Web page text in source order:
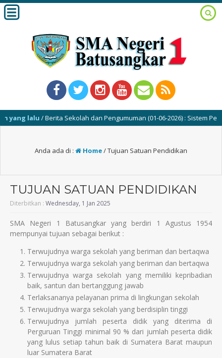
lalu/ Berita Sekolah dan Pengumuman (01-06-2026) : Sistem
Anda ada di : Home/Tujuan Satuan Pendidikan
TUJUAN SATUAN PENDIDIKAN
Diterbitkan : Wednesday, 1 Jan 2025
SMA Negeri 1 Batusangkar yang berdiri 1 Agustus 1954
mempunyai tujuan sebagai berikut :
Terwujudnya warga sekolah yang beriman dan bertaqwa
Terwujudnya warga sekolah yang beriman dan bertaqwa
Terwujudnya warga sekolah yang memiliki kepribadian
baik, santun dan bertanggung jawab
Terlaksananya pelayanan prima di lingkungan sekolah
Terwujudnya warga sekolah yang berdisiplin tinggi
Terwujudnya jumlah peserta didik yang diterima di
Perguruan Tinggi minimal 90 % dari jumlah peserta didik
yang lulus setiap tahun baik di Sumatera Barat maupun
luar Sumatera Barat